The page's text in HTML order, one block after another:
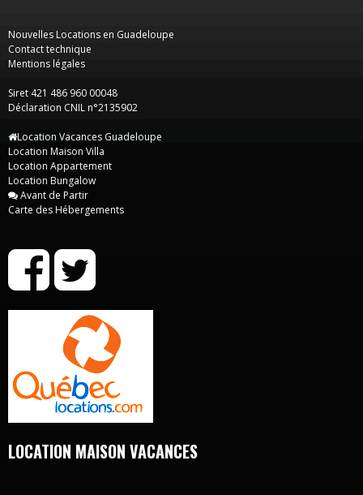
Nouvelles Locations en Guadeloupe
Contact technique
Mentions légales
Siret 421 486 960 00048
Déclaration CNIL n°2135902
Location Vacances Guadeloupe
Location Maison Villa
Location Appartement
Location Bungalow
Avant de Partir
Carte des Hébergements
LOCATION MAISON VACANCES